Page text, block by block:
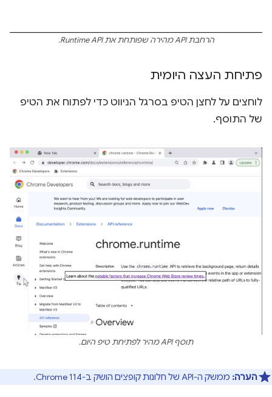
הרחבת API מהירה שפותחת את Runtime API.
פתיחת העצה היומית
לוחצים על לחצן הטיפ בסרגל הניווט כדי לפתוח את הטיפ
של התוסף.
תוסף API מהיר לפתיחת טיפ היום.
הערה: ממשק ה-API של חלונות קופצים הושק ב-Chrome 114.